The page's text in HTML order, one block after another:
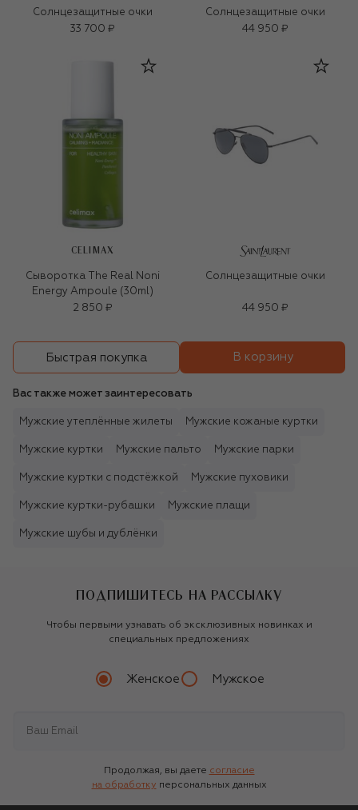
Солнцезащитные очки
33 700 ₽
Солнцезащитные очки
44 950 ₽
CELIMAX
Сыворотка The Real Noni
Energy Ampoule (30ml)
2 850 ₽
Солнцезащитные очки
44 950 ₽
Быстрая покупка В корзину
Вас также может заинтересовать
Мужские утеплённые жилеты Мужские кожаные куртки
Мужские куртки Мужские пальто Мужские парки
Мужские куртки с подстёжкой Мужские пуховики
Мужские куртки-рубашки Мужские плащи
Мужские шубы и дублёнки
ПОДПИШИТЕСЬ НА РАССЫЛКУ
Чтобы первыми узнавать об эксклюзивных новинках и
специальных предложениях
Женское Мужское
Продолжая, вы даете согласие
на обработку персональных данных